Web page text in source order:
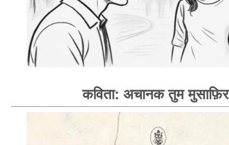
कविता: अचानक तुम मुसाफ़िर